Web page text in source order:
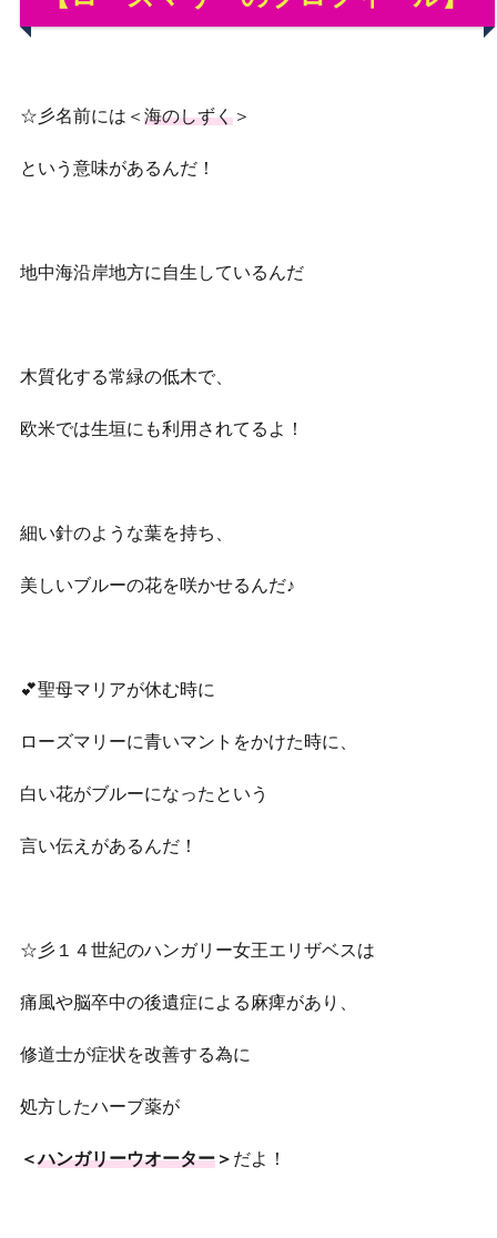
☆彡名前には＜ 海のしずく ＞
という意味があるんだ！
地中海沿岸地方に自生しているんだ
木質化する常緑の低木で、
欧米では生垣にも利用されてるよ！
細い針のような葉を持ち、
美しいブルーの花を咲かせるんだ♪
💕聖母マリアが休む時に
ローズマリーに青いマントをかけた時に、
白い花がブルーになったという
言い伝えがあるんだ！
☆彡１４世紀のハンガリー女王エリザベスは
痛風や脳卒中の後遺症による麻痺があり、
修道士が症状を改善する為に
処方したハーブ薬が
＜ハンガリーウオーター ＞ だよ！